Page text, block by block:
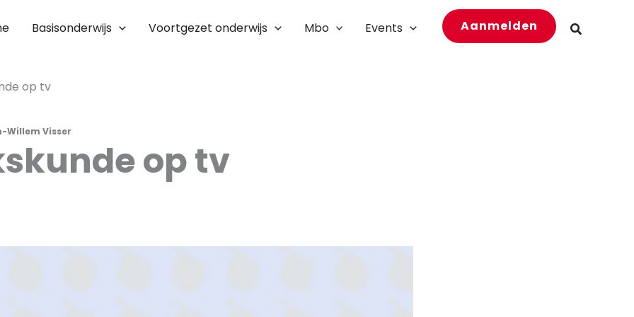
Basisonderwijs Voortgezet onderwijs Mbo Events Aanmelden Zoeken
op tv
Willem Visser
op tv